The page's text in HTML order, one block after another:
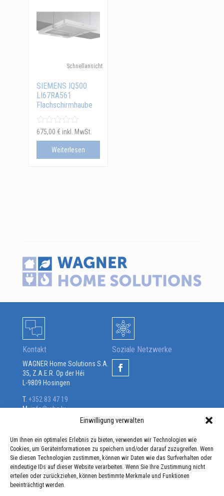
Einwilligung verwalten
Um Ihnen ein optimales Erlebnis zu bieten, verwenden wir Technologien wie
Cookies, um Geräteinformationen zu speichern und/oder darauf zuzugreifen. Wenn
Sie diesen Technologien zustimmen, können wir Daten wie das Surfverhalten oder
eindeutige IDs auf dieser Website verarbeiten. Wenn Sie Ihre Zustimmung nicht
erteilen oder zurückziehen, können bestimmte Merkmale und Funktionen
beeinträchtigt werden.
Schnellansicht
SIEMENS IQ500
LI67RA561
Flachschirmhaube
675,00 € inkl. MwSt.
Weiterlesen
Kontakt
WAGNER Home Solutions S.A.
35, Z.A.E.R. Op der Héi
L-9809 Hosingen
T. +352 83 47 19
M.info@whs.lu
Geschäft/Showroom:
Mo. – Do.: 08:00 – 17:00 Uhr
Soziale Netzwerke